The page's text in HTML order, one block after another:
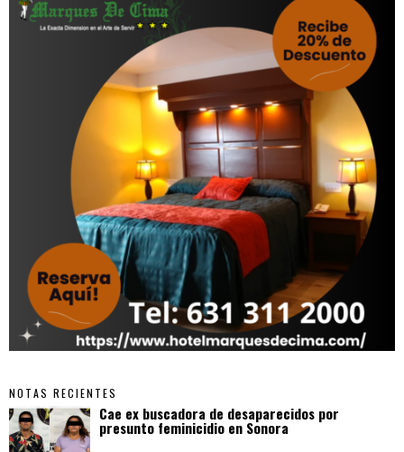
NOTAS RECIENTES
Cae ex buscadora de desaparecidos por
presunto feminicidio en Sonora